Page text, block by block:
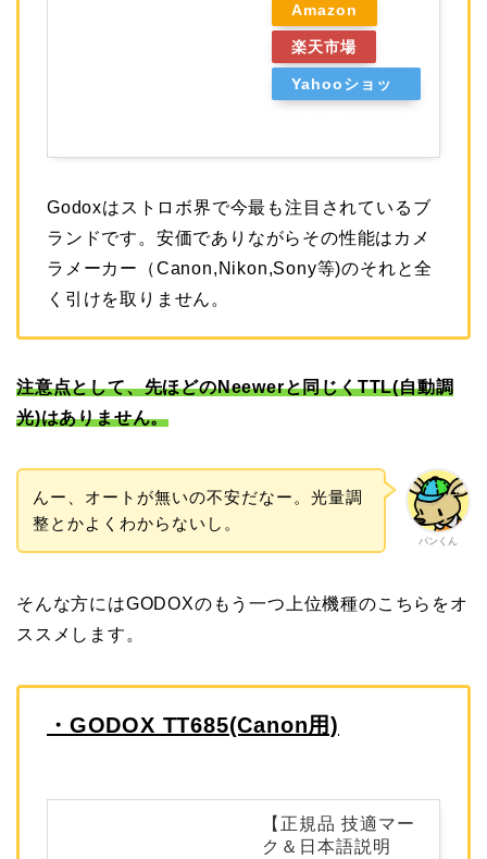
Amazon
楽天市場
Yahooショッ
Godoxはストロボ界で今最も注目されているブ
ランドです。安価でありながらその性能はカメ
ラメーカー（Canon,Nikon,Sony等)のそれと全
く引けを取りません。
注意点として、先ほどのNeewerと同じくTTL(自動調
光)はありません。
パンくん
んー、オートが無いの不安だなー。光量調
整とかよくわからないし。
そんな方にはGODOXのもう一つ上位機種のこちらをオ
ススメします。
・GODOX TT685(Canon用)
【正規品 技適マー
ク＆日本語説明